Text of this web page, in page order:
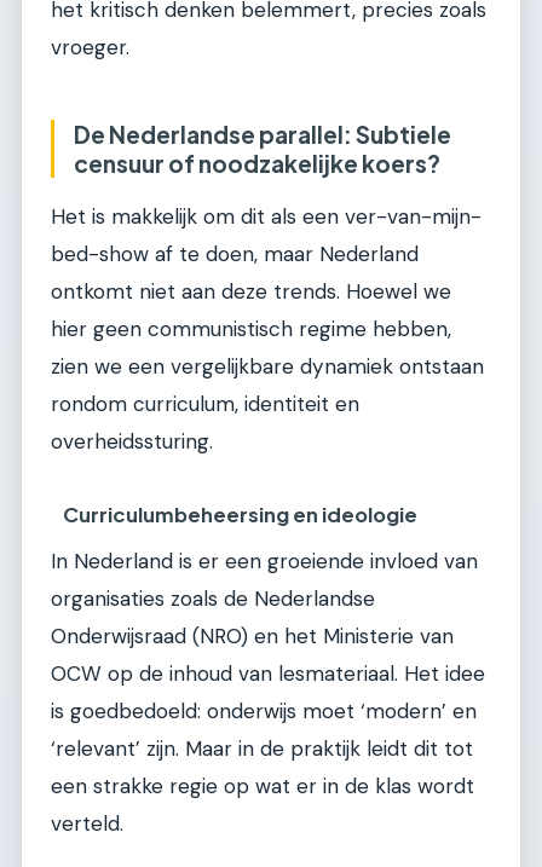
het kritisch denken belemmert, precies zoals
vroeger.
De Nederlandse parallel: Subtiele
censuur of noodzakelijke koers?
Het is makkelijk om dit als een ver-van-mijn-
bed-show af te doen, maar Nederland
ontkomt niet aan deze trends. Hoewel we
hier geen communistisch regime hebben,
zien we een vergelijkbare dynamiek ontstaan
rondom curriculum, identiteit en
overheidssturing.
Curriculumbeheersing en ideologie
In Nederland is er een groeiende invloed van
organisaties zoals de Nederlandse
Onderwijsraad (NRO) en het Ministerie van
OCW op de inhoud van lesmateriaal. Het idee
is goedbedoeld: onderwijs moet ‘modern’ en
‘relevant’ zijn. Maar in de praktijk leidt dit tot
een strakke regie op wat er in de klas wordt
verteld.